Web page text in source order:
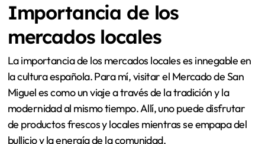
Importancia de los
mercados locales
La importancia de los mercados locales es innegable en
la cultura española. Para mí, visitar el Mercado de San
Miguel es como un viaje a través de la tradición y la
modernidad al mismo tiempo. Allí, uno puede disfrutar
de productos frescos y locales mientras se empapa del
bullicio y la energía de la comunidad.